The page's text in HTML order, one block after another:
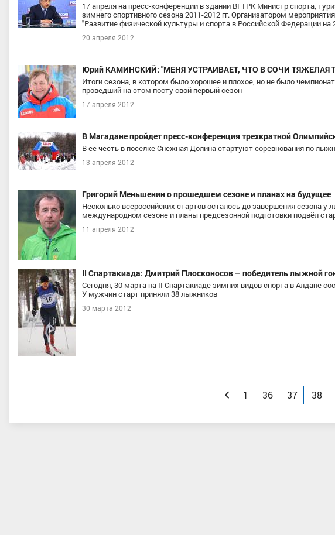
17 апреля на пресс-конференции в здании ВГТРК Министр спорта,
зимнего спортивного сезона 2011-2012 гг. Организатором
"Развитие физической культуры и спорта в Российской Федерации на
20 апреля 2012
Юрий КАМИНСКИЙ: "МЕНЯ УСТРАИВАЕТ, ЧТО В СОЧИ ТЯЖЕЛАЯ
Итоги сезона, в котором было хорошее и плохое, но не было
проведший на этом посту свой первый сезон
17 апреля 2012
В Магадане пройдет пресс-конференция трехкратной
В ее честь в поселке Снежная Долина стартуют соревнования по
13 апреля 2012
Григорий Меньшенин о прошедшем сезоне и планах на будущее
Несколько всероссийских стартов осталось до завершения сезона
международном сезоне и планы предсезонной подготовки подвёл
11 апреля 2012
II Спартакиада: Дмитрий Плосконосов – победитель лыжной
Сегодня, 30 марта на II Спартакиаде зимних видов спорта в Алдане
У мужчин старт приняли 38 лыжников
30 марта 2012
Назад
1 36 37 38